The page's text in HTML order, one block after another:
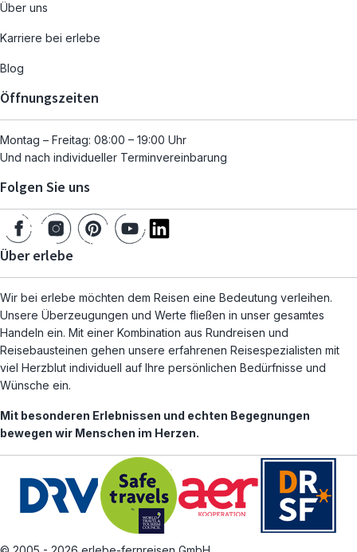
Über uns
Karriere bei erlebe
Blog
Öffnungszeiten
Montag – Freitag: 08:00 – 19:00 Uhr
Und nach individueller Terminvereinbarung
Folgen Sie uns
Über erlebe
Wir bei erlebe möchten dem Reisen eine Bedeutung verleihen.
Unsere Überzeugungen und Werte fließen in unser gesamtes
Handeln ein. Mit einer Kombination aus Rundreisen und
Reisebausteinen gehen unsere erfahrenen Reisespezialisten mit
viel Herzblut individuell auf Ihre persönlichen Bedürfnisse und
Wünsche ein.
Mit besonderen Erlebnissen und echten Begegnungen
bewegen wir Menschen im Herzen.